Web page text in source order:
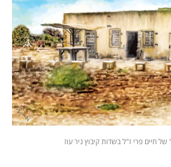
חיים פרי ז"ל בשדות קיבוץ ניר עוז